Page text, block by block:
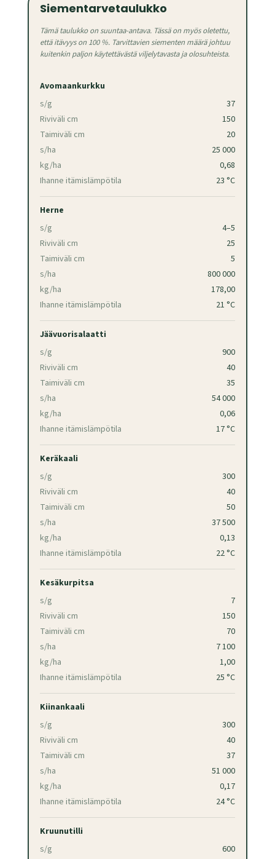
Siementarvetaulukko
Tämä taulukko on suuntaa-antava. Tässä on myös oletettu,
että itävyys on 100 %. Tarvittavien siementen määrä johtuu
kuitenkin paljon käytettävästä viljelytavasta ja olosuhteista.
Avomaankurkku
s/g
37
Riviväli cm
150
Taimiväli cm
20
s/ha
25 000
kg/ha
0,68
Ihanne itämislämpötila
23 °C
Herne
s/g
4–5
Riviväli cm
25
Taimiväli cm
5
s/ha
800 000
kg/ha
178,00
Ihanne itämislämpötila
21 °C
Jäävuorisalaatti
s/g
900
Riviväli cm
40
Taimiväli cm
35
s/ha
54 000
kg/ha
0,06
Ihanne itämislämpötila
17 °C
Keräkaali
s/g
300
Riviväli cm
40
Taimiväli cm
50
s/ha
37 500
kg/ha
0,13
Ihanne itämislämpötila
22 °C
Kesäkurpitsa
s/g
7
Riviväli cm
150
Taimiväli cm
70
s/ha
7 100
kg/ha
1,00
Ihanne itämislämpötila
25 °C
Kiinankaali
s/g
300
Riviväli cm
40
Taimiväli cm
37
s/ha
51 000
kg/ha
0,17
Ihanne itämislämpötila
24 °C
Kruunutilli
s/g
600